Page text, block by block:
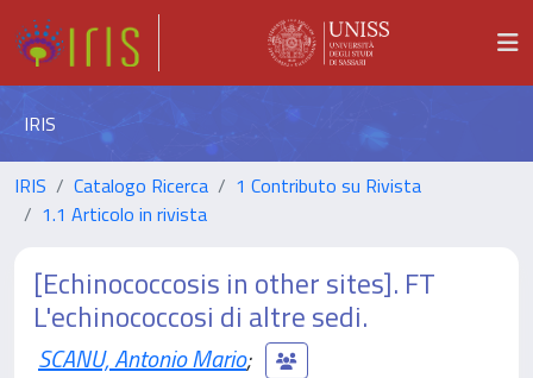
IRIS
IRIS Catalogo Ricerca
1 Contributo su Rivista
1.1 Articolo in rivista
[Echinococcosis in other sites]. FT
L'echinococcosi di altre sedi.
SCANU, Antonio Mario;